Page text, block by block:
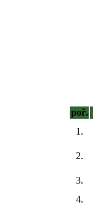
poř.
1.
2.
3.
4.